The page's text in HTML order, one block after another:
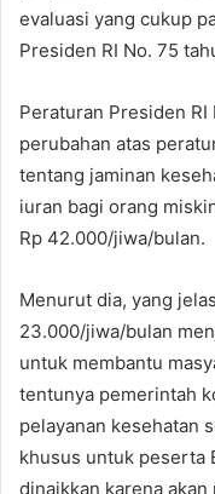
evaluasi yang cukup
Presiden RI No. 75
Peraturan Presiden
perubahan atas
tentang jaminan
iuran bagi orang
Rp 42.000/jiwa/bulan.
Menurut dia, yang
23.000/jiwa/bulan
untuk membantu
tentunya pemerintah
pelayanan kesehatan
khusus untuk peserta
dinaikkan karena